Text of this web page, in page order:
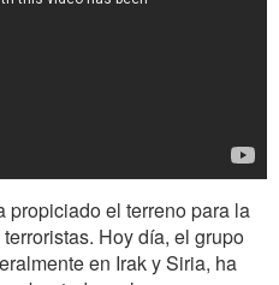
propiciado el terreno para la
Hoy día, el grupo
en Irak y Siria, ha